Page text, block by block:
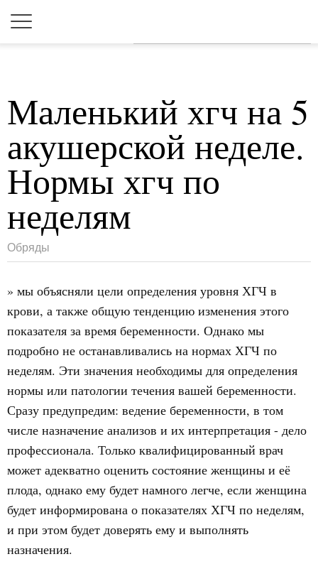
Маленький хгч на 5
акушерской неделе.
Нормы хгч по
неделям
Обряды
» мы объясняли цели определения уровня ХГЧ в
крови, а также общую тенденцию изменения этого
показателя за время беременности. Однако мы
подробно не останавливались на нормах ХГЧ по
неделям. Эти значения необходимы для определения
нормы или патологии течения вашей беременности.
Сразу предупредим: ведение беременности, в том
числе назначение анализов и их интерпретация - дело
профессионала. Только квалифицированный врач
может адекватно оценить состояние женщины и её
плода, однако ему будет намного легче, если женщина
будет информирована о показателях ХГЧ по неделям,
и при этом будет доверять ему и выполнять
назначения.